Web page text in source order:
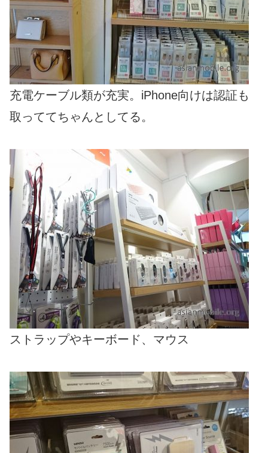
充電ケーブル類が充実。iPhone向けは認証も
取っててちゃんとしてる。
ストラップやキーボード、マウス